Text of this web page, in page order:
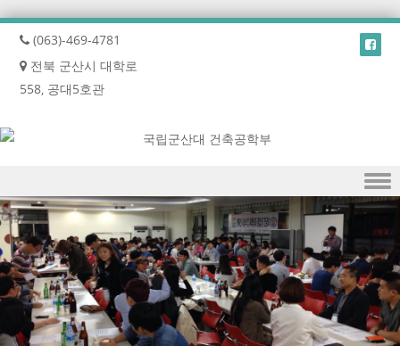
(063)-469-4781
전북 군산시 대학로
558, 공대5호관
Skip to content